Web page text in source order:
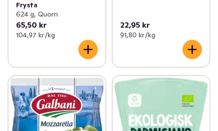
Frysta
624 g, Quorn
65,50 kr
104,97 kr /kg
22,95 kr
91,80 kr /kg